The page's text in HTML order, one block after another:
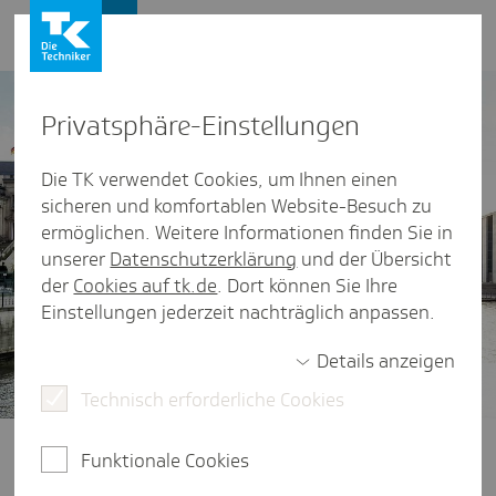
Krankenversicherung, der Zugang
Gesundheitspolitik im Fokus
Privat­sphäre-Einstel­lungen
Die TK verwendet Cookies, um Ihnen einen
sicheren und komfortablen Website-Besuch zu
ermöglichen. Weitere Informationen finden Sie in
unserer Datenschutzerklärung und der Übersicht
der Cookies auf tk.de. Dort können Sie Ihre
Einstellungen jederzeit nachträglich anpassen.
Details anzeigen
Technisch erforderliche Cookies
Funktionale Cookies